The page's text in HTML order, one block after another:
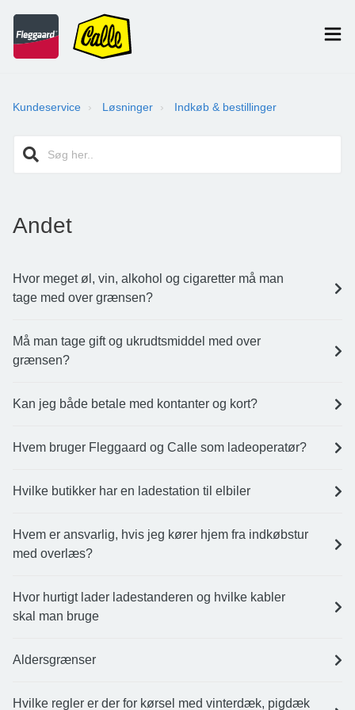
Kundeservice Løsninger Indkøb & bestillinger
Andet
Hvor meget øl, vin, alkohol og cigaretter må man
tage med over grænsen?
Må man tage gift og ukrudtsmiddel med over
grænsen?
Kan jeg både betale med kontanter og kort?
Hvem bruger Fleggaard og Calle som ladeoperatør?
Hvilke butikker har en ladestation til elbiler
Hvem er ansvarlig, hvis jeg kører hjem fra indkøbstur
med overlæs?
Hvor hurtigt lader ladestanderen og hvilke kabler
skal man bruge
Aldersgrænser
Hvilke regler er der for kørsel med vinterdæk, pigdæk